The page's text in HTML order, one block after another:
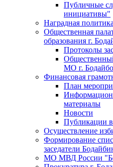
Публичные
инициативы"
Наградная политика
Общественная
образования г.
Протоколы
МО г.
Финансовая
План
материалы
Новости
Публикации
Осуществление
Формирование
заседатели
МО МВД России